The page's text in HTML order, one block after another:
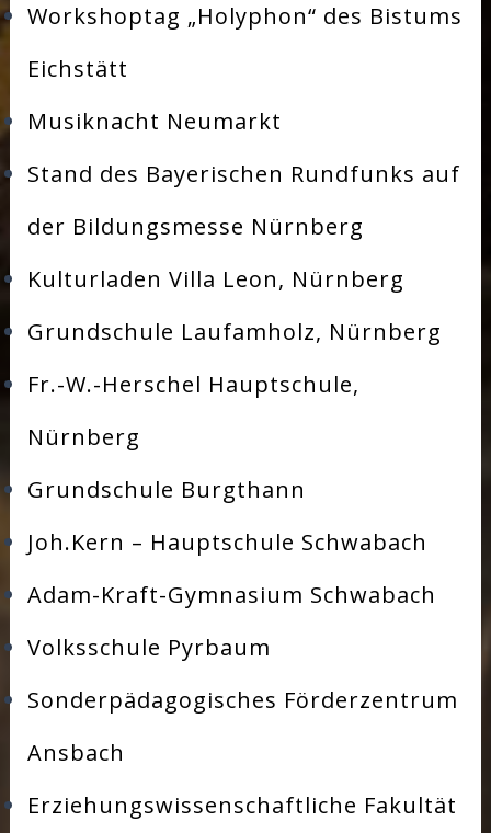
Workshoptag „Holyphon“ des Bistums
Eichstätt
Musiknacht Neumarkt
Stand des Bayerischen Rundfunks auf
der Bildungsmesse Nürnberg
Kulturladen Villa Leon, Nürnberg
Grundschule Laufamholz, Nürnberg
Fr.-W.-Herschel Hauptschule,
Nürnberg
Grundschule Burgthann
Joh.Kern – Hauptschule Schwabach
Adam-Kraft-Gymnasium Schwabach
Volksschule Pyrbaum
Sonderpädagogisches Förderzentrum
Ansbach
Erziehungswissenschaftliche Fakultät